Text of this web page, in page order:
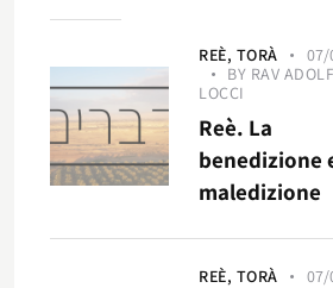
REÈ, TORÀ
07/
BY RAV
LOCCI
Reè. La
benedizione
maledizione
REÈ, TORÀ
07/